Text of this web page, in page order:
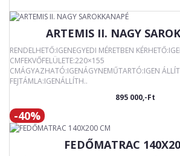
ARTEMIS II. NAGY
RENDELHETŐ:IGENEGYEDI MÉRETBEN
CMFEKVŐFELÜLETE:220×155
CMÁGYAZHATÓ:IGENÁGYNEMŰTARTÓ:IGEN
FEJTÁMLA:IGENÁLLÍTH..
895 000,-Ft
-40%
FEDŐMATRAC